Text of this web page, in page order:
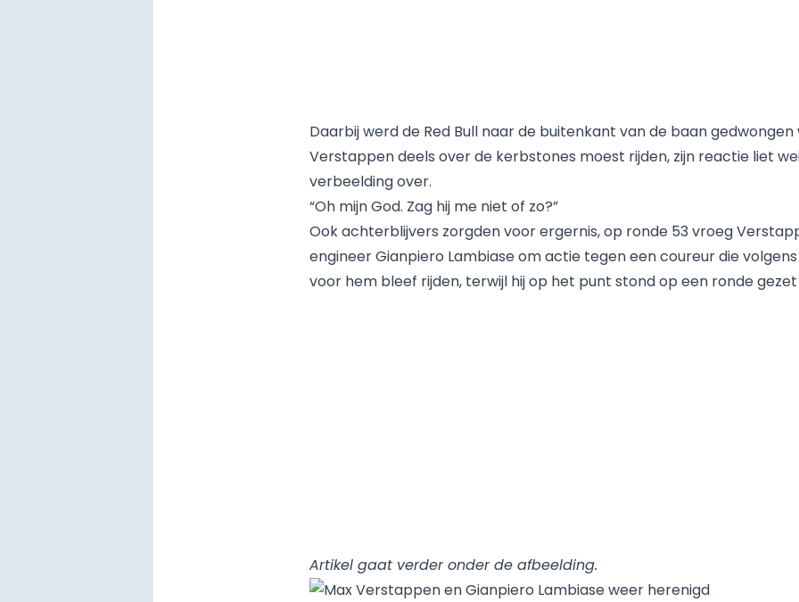
Daarbij werd de Red Bull naar de buitenkant van de baan
Verstappen deels over de kerbstones moest rijden, zijn reactie liet
verbeelding over.
“Oh mijn God. Zag hij me niet of zo?”
Ook achterblijvers zorgden voor ergernis, op ronde 53 vroeg
engineer Gianpiero Lambiase om actie tegen een coureur die
voor hem bleef rijden, terwijl hij op het punt stond op een ronde
Artikel gaat verder onder de afbeelding.